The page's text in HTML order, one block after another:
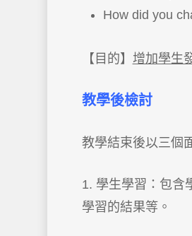
How did you
【目的】 增加學生
教學後檢討
教學結束後以三個
1. 學生學習：包含
學習的結果等。